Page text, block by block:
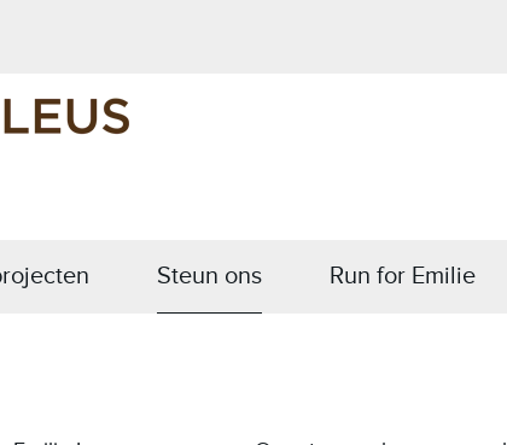
Steun ons Run for Emilie